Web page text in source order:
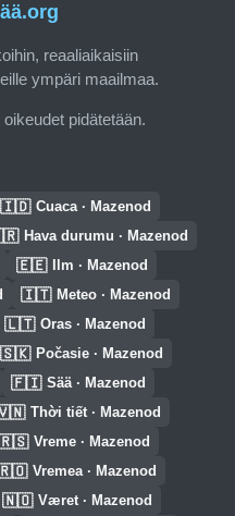
reaaliaikaisiin
ympäri maailmaa.
pidätetään.
🇮🇩 Cuaca · Mazenod
Hava durumu · Mazenod
🇪🇪 Ilm · Mazenod
🇮🇹 Meteo · Mazenod
🇱🇹 Oras · Mazenod
🇸🇰 Počasie · Mazenod
🇫🇮 Sää · Mazenod
Thời tiết · Mazenod
Vreme · Mazenod
Vremea · Mazenod
🇳🇴 Været · Mazenod